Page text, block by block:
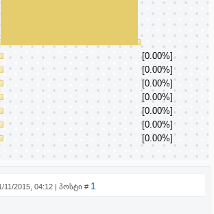
[0.00%]
[0.00%]
[0.00%]
[0.00%]
[0.00%]
[0.00%]
[0.00%]
11/2015, 04:12 | პოსტი # 1